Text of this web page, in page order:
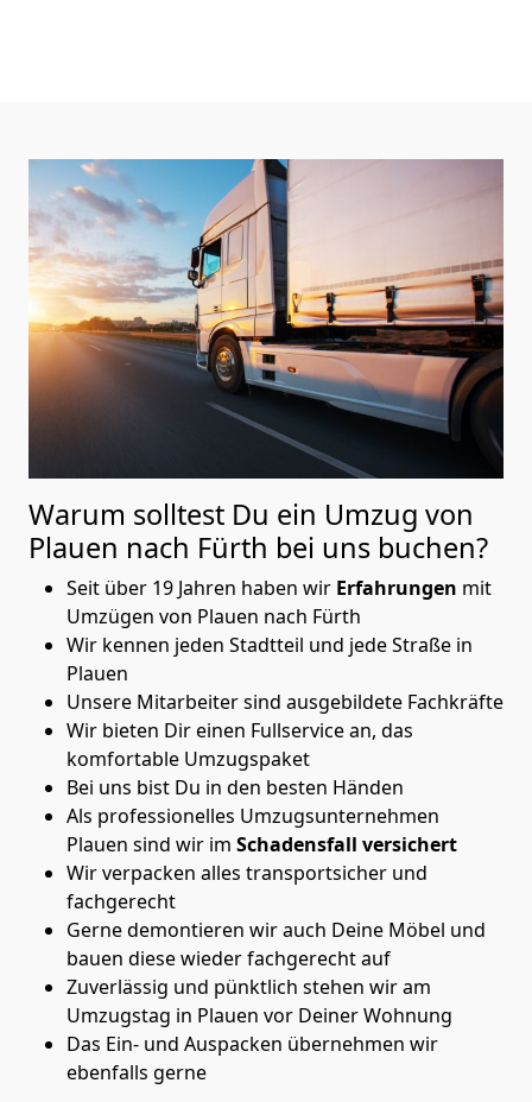
Warum solltest Du ein Umzug von
Plauen nach Fürth bei uns buchen?
Seit über 19 Jahren haben wir Erfahrungen mit
Umzügen von Plauen nach Fürth
Wir kennen jeden Stadtteil und jede Straße in
Plauen
Unsere Mitarbeiter sind ausgebildete Fachkräfte
Wir bieten Dir einen Fullservice an, das
komfortable Umzugspaket
Bei uns bist Du in den besten Händen
Als professionelles Umzugsunternehmen
Plauen sind wir im Schadensfall versichert
Wir verpacken alles transportsicher und
fachgerecht
Gerne demontieren wir auch Deine Möbel und
bauen diese wieder fachgerecht auf
Zuverlässig und pünktlich stehen wir am
Umzugstag in Plauen vor Deiner Wohnung
Das Ein- und Auspacken übernehmen wir
ebenfalls gerne